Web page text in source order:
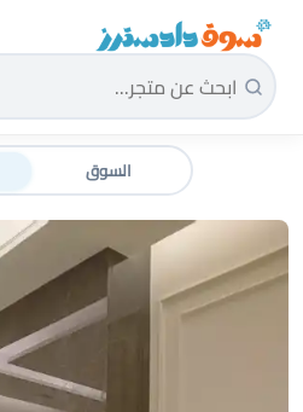
سوق دادسترز الرئيسية
السوق